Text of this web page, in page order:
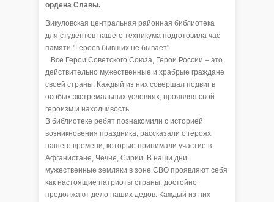
ордена Славы.
Викуловская центральная районная библиотека
для студентов нашего техникума подготовила час
памяти "Героев бывших не бывает".
Все Герои Советского Союза, Герои России – это
действительно мужественные и храбрые граждане
своей страны. Каждый из них совершал подвиг в
особых экстремальных условиях, проявляя свой
героизм и находчивость.
В библиотеке ребят познакомили с историей
возникновения праздника, рассказали о героях
нашего времени, которые принимали участие в
Афганистане, Чечне, Сирии. В наши дни
мужественные земляки в зоне СВО проявляют себя
как настоящие патриоты страны, достойно
продолжают дело наших дедов. Каждый из них